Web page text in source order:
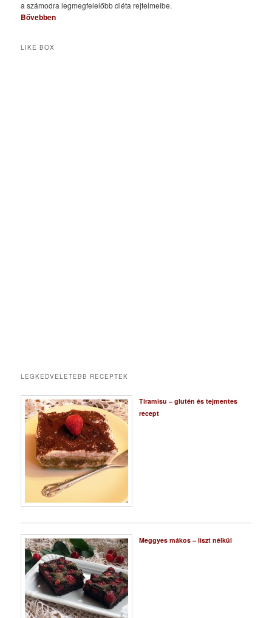
a számodra legmegfelelőbb diéta rejtelmeibe.
Bővebben
LIKE BOX
LEGKEDVELETEBB RECEPTEK
Tiramisu – glutén és tejmentes
recept
Meggyes mákos – liszt nélkül